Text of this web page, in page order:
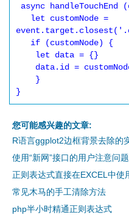
}
您可能感兴趣的文章:
R语言ggplot2边框背景去除的
使用“新网”接口的用户注意问题
正则表达式直接在EXCEL中使
常见木马的手工清除方法
php半小时精通正则表达式